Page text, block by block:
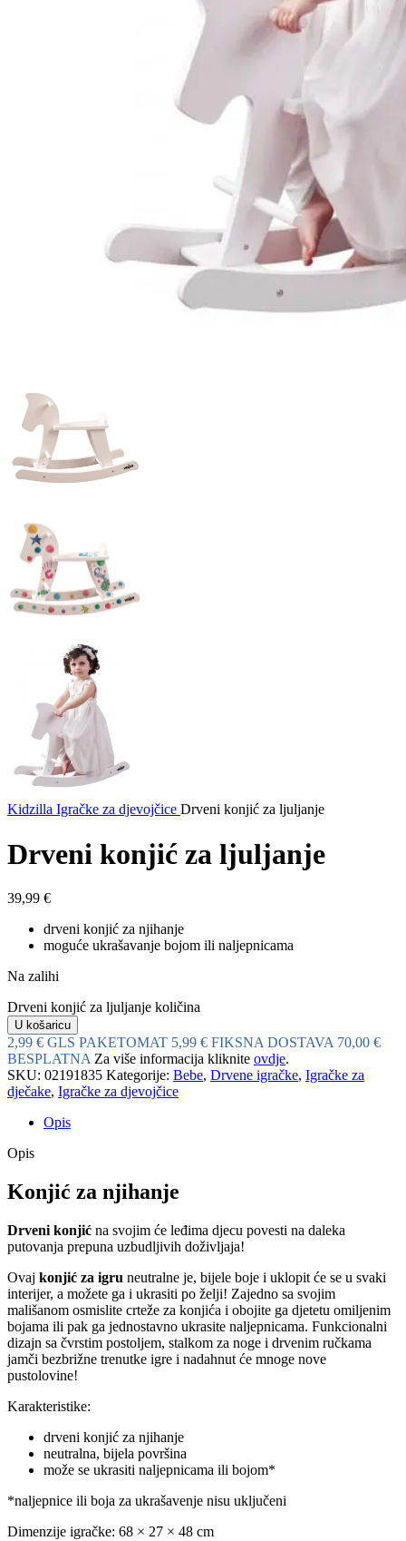
Kidzilla Igračke za djevojčice Drveni konjić za ljuljanje
Drveni konjić za ljuljanje
39,99 €
drveni konjić za njihanje
moguće ukrašavanje bojom ili naljepnicama
Na zalihi
Drveni konjić za ljuljanje količina
U košaricu
2,99 € GLS PAKETOMAT 5,99 € FIKSNA DOSTAVA 70,00 €
BESPLATNA Za više informacija kliknite ovdje.
SKU: 02191835 Kategorije: Bebe, Drvene igračke, Igračke za
dječake, Igračke za djevojčice
Opis
Opis
Konjić za njihanje
Drveni konjić na svojim će leđima djecu povesti na daleka
putovanja prepuna uzbudljivih doživljaja!
Ovaj konjić za igru neutralne je, bijele boje i uklopit će se u svaki
interijer, a možete ga i ukrasiti po želji! Zajedno sa svojim
mališanom osmislite crteže za konjića i obojite ga djetetu omiljenim
bojama ili pak ga jednostavno ukrasite naljepnicama. Funkcionalni
dizajn sa čvrstim postoljem, stalkom za noge i drvenim ručkama
jamči bezbrižne trenutke igre i nadahnut će mnoge nove
pustolovine!
Karakteristike:
drveni konjić za njihanje
neutralna, bijela površina
može se ukrasiti naljepnicama ili bojom*
*naljepnice ili boja za ukrašavenje nisu uključeni
Dimenzije igračke: 68 × 27 × 48 cm